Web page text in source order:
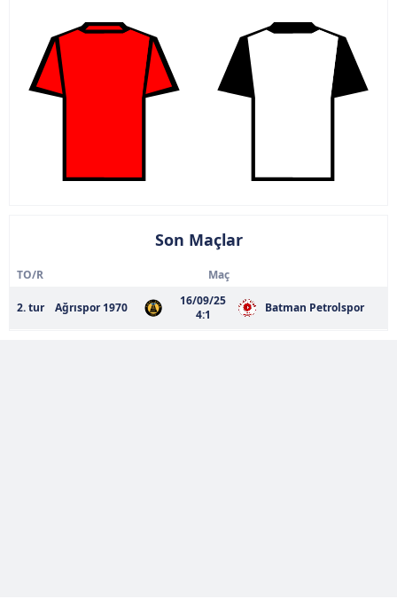
Son Maçlar
TO/R Maç
2. tur Ağrıspor 1970
16/09/25
4:1
Batman Petrolspor